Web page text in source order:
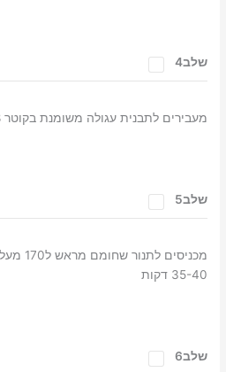
שלב4
מעבירים לתבנית עגולה משומנת בקוטר 18 או 20
שלב5
35-40 דקות
שלב6